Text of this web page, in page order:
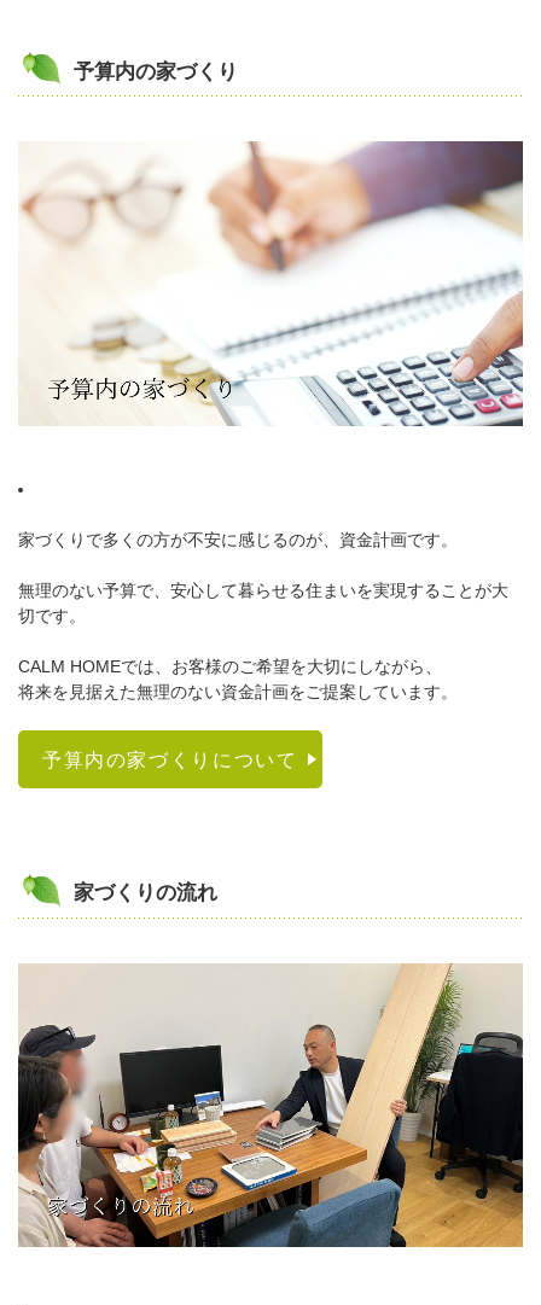
予算内の家づくり
家づくりで多くの方が不安に感じるのが、資金計画です。
無理のない予算で、安心して暮らせる住まいを実現することが大
切です。
CALM HOMEでは、お客様のご希望を大切にしながら、
将来を見据えた無理のない資金計画をご提案しています。
予算内の家づくりについて
家づくりの流れ